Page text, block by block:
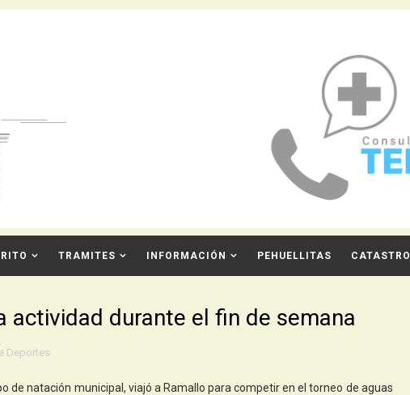
TRAMITES INFORMACIÓN PEHUELLITAS CATASTRO
actividad durante el fin de semana
Deportes
de natación municipal, viajó a Ramallo para competir en el torneo de aguas